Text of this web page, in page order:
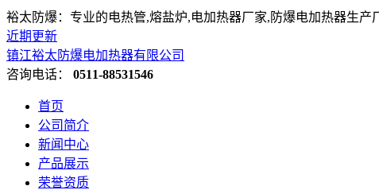
裕太防爆：专业的电热管,熔盐炉,电加热器厂家,防爆电加热器生产
近期更新
镇江裕太防爆电加热器有限公司
咨询电话： 0511-88531546
首页
公司简介
新闻中心
产品展示
荣誉资质